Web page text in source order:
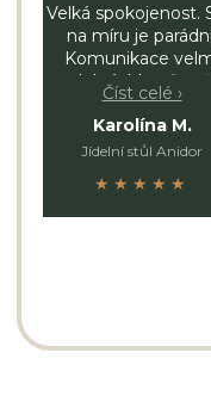
Velká spokojenost.
na míru je
Komunikace
dobrá. Moc firmě
fandím.
Číst celé ›
Karolína M.
Jídelní stůl Anidor
★★★★★